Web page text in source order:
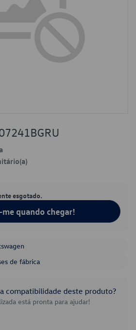
esgotado.
quando chegar!
de fábrica
compatibilidade deste produto?
está pronta para ajudar!